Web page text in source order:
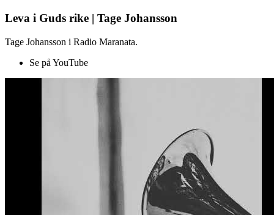
Leva i Guds rike | Tage Johansson
Tage Johansson i Radio Maranata.
Se på YouTube